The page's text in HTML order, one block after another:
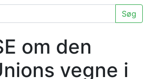
Søg
om den
vegne i